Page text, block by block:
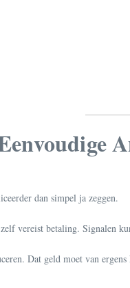
dan simpel ja zeggen.
vereist betaling. Signalen
Dat geld moet van